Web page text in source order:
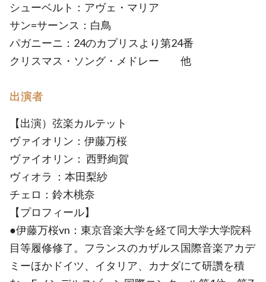
シューベルト：アヴェ・マリア
サン=サーンス：白鳥
パガニーニ：24のカプリスより第24番
クリスマス・ソング・メドレー 他
出演者
【出演）弦楽カルテット
ヴァイオリン：伊藤万桜
ヴァイオリン： 西野絢賀
ヴィオラ ：本田梨紗
チェロ：鈴木桃奈
【プロフィール】
●伊藤万桜vn：東京音楽大学を経て同大学大学院科
目等履修修了。フランスのカザルス国際音楽アカデ
ミーほかドイツ、イタリア、カナダにて研讚を積